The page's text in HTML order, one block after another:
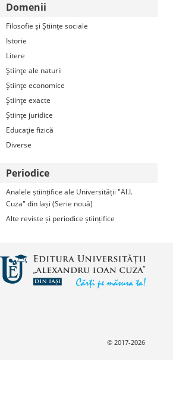
Domenii
Filosofie şi Ştiinţe sociale
Istorie
Litere
Ştiinţe ale naturii
Ştiinţe economice
Ştiinţe exacte
Ştiinţe juridice
Educaţie fizică
Diverse
Periodice
Analele științifice ale Universității "Al.I.
Cuza" din Iași (Serie nouă)
Alte reviste și periodice științifice
© 2017-2026